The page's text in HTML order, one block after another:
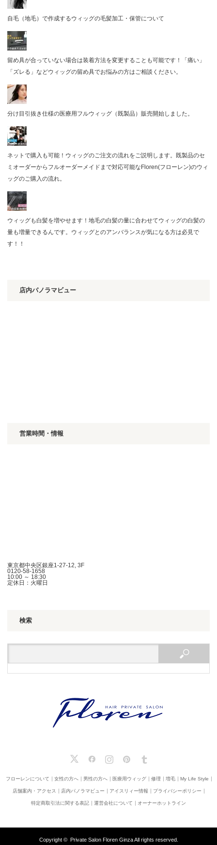
自毛（地毛）で作成するウィッグの毛髪加工・保管について
留め具が合っていない場合は装着方法を変更することも可能です！「痛い」
「ズレる」などウィッグの留め具でお悩みの方はご相談ください。
分け目引抜き仕様の医療用フルウィッグ（既製品）販売開始しました。
ネットで購入も可能！ウィッグのご注文の流れをご説明します。既製品のセ
ミオーダーからフルオーダーメイドまで対応可能なFloren(フローレン)のウィ
ッグのご購入の流れ。
ウィッグも白髪を増やせます！地毛の白髪の量に合わせてウィッグの白髪の
量も増量できるんです。ウィッグとのアンバランスが気になる方は必見で
す！！
店内パノラマビュー
営業時間・情報
東京都中央区銀座1-27-12, 3F
0120-58-1658
10:00 ～ 18:30
定休日：火曜日
検索
FacebookInstagramPinterest
フローレンについて 女性の方へ 男性の方へ 医療用ウィッグ 修理 増毛 My Life Style
店舗案内・アクセス 店内パノラマビュー アイスリィー情報 プライバシーポリシー
特定商取引法に関する表記 運営会社について オーナーホットライン
Copyright © Private Salon Floren GinzaAll rights reserved.